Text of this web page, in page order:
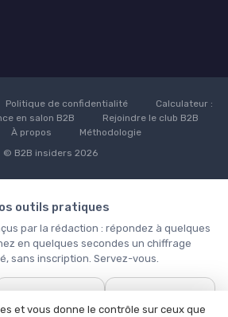
Politique de confidentialité
Calculateur :
en salon B2B
Rejoindre le club B2B
À propos
Méthodologie
© B2B insiders 2026
outils pratiques
par la rédaction : répondez à quelques
en quelques secondes un chiffrage
sans inscription. Servez-vous.
et vous donne le contrôle sur ceux que